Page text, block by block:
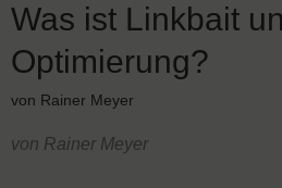
Was ist Linkbait
Optimierung?
von Rainer Meyer
von Rainer Meyer